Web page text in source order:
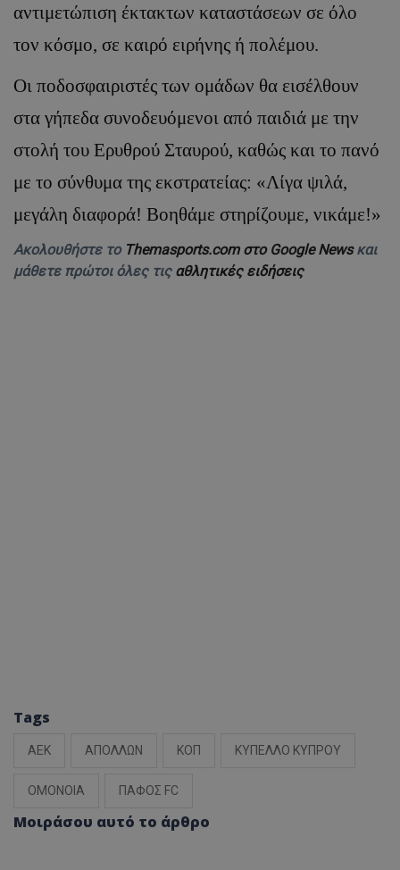
αντιμετώπιση έκτακτων καταστάσεων σε όλο
τον κόσμο, σε καιρό ειρήνης ή πολέμου.
Οι ποδοσφαιριστές των ομάδων θα εισέλθουν
στα γήπεδα συνοδευόμενοι από παιδιά με την
στολή του Ερυθρού Σταυρού, καθώς και το πανό
με το σύνθυμα της εκστρατείας: «Λίγα ψιλά,
μεγάλη διαφορά! Βοηθάμε στηρίζουμε, νικάμε!»
Ακολουθήστε το Themasports.com στο Google Newsκαι
μάθετε πρώτοι όλες τις αθλητικές ειδήσεις
Tags
ΑΕΚ ΑΠΟΛΛΩΝ ΚΟΠ ΚΥΠΕΛΛΟ ΚΥΠΡΟΥ
ΟΜΟΝΟΙΑ ΠΑΦΟΣ FC
Μοιράσου αυτό το άρθρο